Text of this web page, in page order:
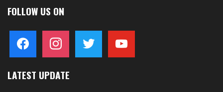
FOLLOW US ON
facebook instagram twitter
LATEST UPDATE